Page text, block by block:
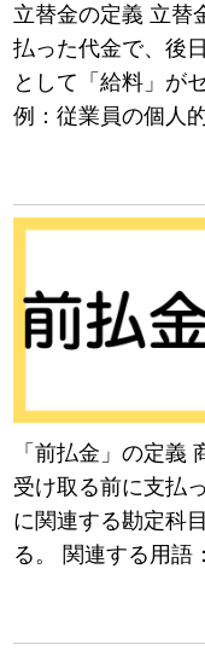
立替金の定義 立替
払った代金で、後
として「給料」が
例：従業員の個人
「前払金」の定義
受け取る前に支払
に関連する勘定科
る。 関連する用